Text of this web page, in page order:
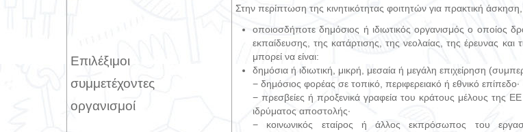
Επιλέξιμοι
συμμετέχοντες
οργανισμοί
Στην περίπτωση της κινητικότητας φοιτητών για πρακτική
οποιοσδήποτε δημόσιος ή ιδιωτικός οργανισμός ο οποίος
εκπαίδευσης, της κατάρτισης, της νεολαίας, της έρευνας και
μπορεί να είναι:
δημόσια ή ιδιωτική, μικρή, μεσαία ή μεγάλη επιχείρηση
− δημόσιος φορέας σε τοπικό, περιφερειακό ή εθνικό επίπεδο·
− πρεσβείες ή προξενικά γραφεία του κράτους μέλους της
ιδρύματος αποστολής·
− κοινωνικός εταίρος ή άλλος εκπρόσωπος του